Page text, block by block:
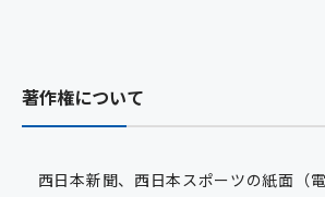
著作権について
西日本新聞、西日本スポーツの紙面（